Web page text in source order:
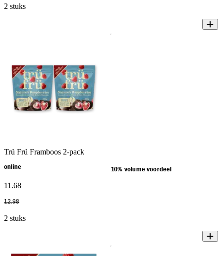
2 stuks
Trü Frü Framboos 2-pack
online 10% volume voordeel
11 .68
12.98
2 stuks